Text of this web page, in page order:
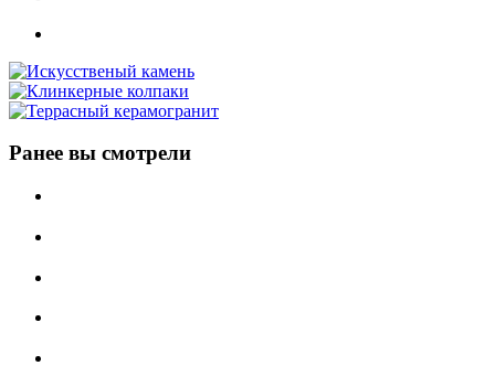
Ранее вы смотрели